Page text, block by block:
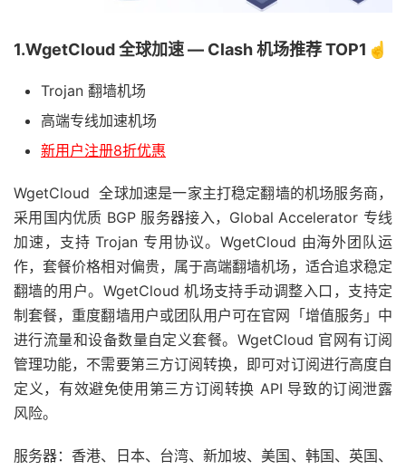
1.WgetCloud 全球加速 — Clash 机场推荐 TOP1☝️
Trojan 翻墙机场
高端专线加速机场
新用户注册8折优惠
WgetCloud 全球加速是一家主打稳定翻墙的机场服务商，
采用国内优质 BGP 服务器接入，Global Accelerator 专线
加速，支持 Trojan 专用协议。WgetCloud 由海外团队运
作，套餐价格相对偏贵，属于高端翻墙机场，适合追求稳定
翻墙的用户。WgetCloud 机场支持手动调整入口，支持定
制套餐，重度翻墙用户或团队用户可在官网「增值服务」中
进行流量和设备数量自定义套餐。WgetCloud 官网有订阅
管理功能，不需要第三方订阅转换，即可对订阅进行高度自
定义，有效避免使用第三方订阅转换 API 导致的订阅泄露
风险。
服务器：香港、日本、台湾、新加坡、美国、韩国、英国、